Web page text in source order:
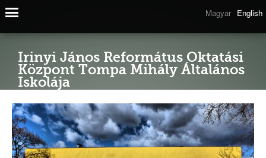
Magyar English
Irinyi János Református Oktatási
Központ Tompa Mihály Általános
Iskolája